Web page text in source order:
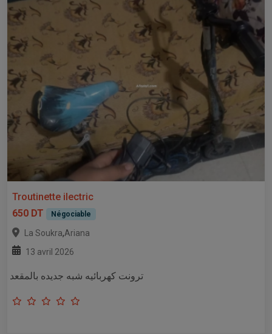
Troutinette ilectric
650 DT
Négociable
La Soukra,Ariana
13 avril 2026
ترونت كهربائيه شبه جديده بالمقعد